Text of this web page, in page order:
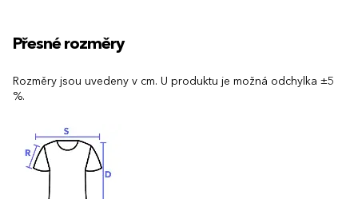
Přesné rozměry
Rozměry jsou uvedeny v cm. U produktu je možná odchylka ±5
%.